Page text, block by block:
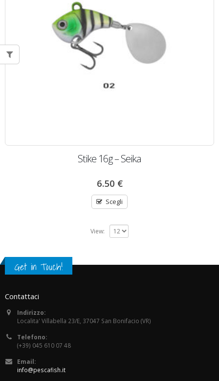
Stike 16g – Seika
6.50 €
Scegli
View:
Get in Touch!
Contattaci
Indirizzo:
Localita' Villabella 23/E, 37047 San Bonifacio (VR)
Telefono:
(+39) 045 610 07 48
Email:
info@pescafish.it